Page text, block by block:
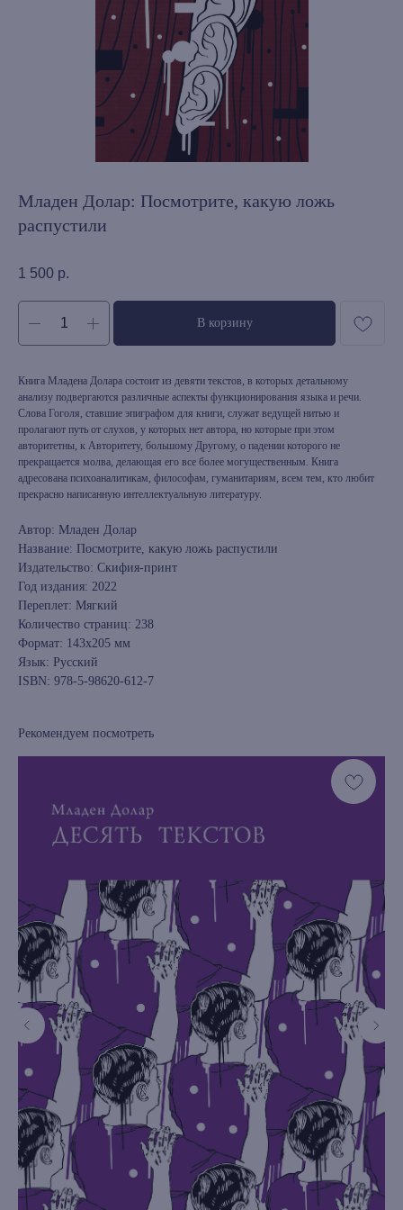
Младен Долар: Посмотрите, какую ложь
распустили
1 500 р.
В корзину
Книга Младена Долара состоит из девяти текстов, в которых детальному
анализу подвергаются различные аспекты функционирования языка и речи.
Слова Гоголя, ставшие эпиграфом для книги, служат ведущей нитью и
пролагают путь от слухов, у которых нет автора, но которые при этом
авторитетны, к Авторитету, большому Другому, о падении которого не
прекращается молва, делающая его все более могущественным. Книга
адресована психоаналитикам, философам, гуманитариям, всем тем, кто любит
прекрасно написанную интеллектуальную литературу.
Автор: Младен Долар
Название: Посмотрите, какую ложь распустили
Издательство: Скифия-принт
Год издания: 2022
Переплет: Мягкий
Количество страниц: 238
Формат: 143х205 мм
Язык: Русский
ISBN: 978-5-98620-612-7
Рекомендуем посмотреть
книжный интернет-магазин из
Петербурга
Каталог